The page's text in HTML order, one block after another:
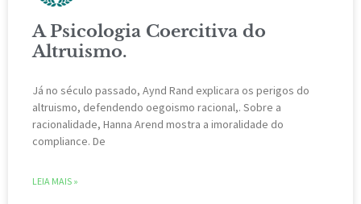
A Psicologia Coercitiva do
Altruismo.
Já no século passado, Aynd Rand explicara os perigos do
altruismo, defendendo oegoismo racional,. Sobre a
racionalidade, Hanna Arend mostra a imoralidade do
compliance. De
LEIA MAIS »